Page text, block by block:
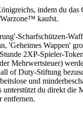
indem du
kaufst.
Scharfschützen-
'Geheimes Wappen'
2XP-Spieler-
Mehrwertsteuer)
of Duty-Stiftung
und
du direkt die
entfernen.